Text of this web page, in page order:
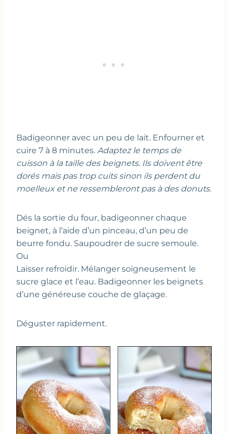
Badigeonner avec un peu de lait. Enfourner et
cuire 7 à 8 minutes. Adaptez le temps de
cuisson à la taille des beignets. Ils doivent être
dorés mais pas trop cuits sinon ils perdent du
moelleux et ne ressembleront pas à des donuts.
Dés la sortie du four, badigeonner chaque
beignet, à l’aide d’un pinceau, d’un peu de
beurre fondu. Saupoudrer de sucre semoule.
Ou
Laisser refroidir. Mélanger soigneusement le
sucre glace et l’eau. Badigeonner les beignets
d’une généreuse couche de glaçage.
Déguster rapidement.